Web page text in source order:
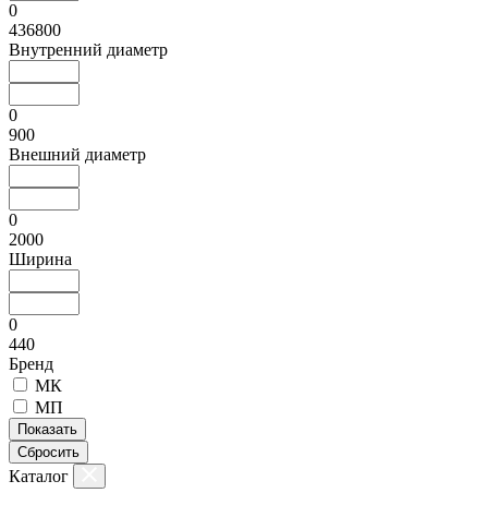
0
436800
Внутренний диаметр
0
900
Внешний диаметр
0
2000
Ширина
0
440
Бренд
МК
МП
Показать
Сбросить
Каталог